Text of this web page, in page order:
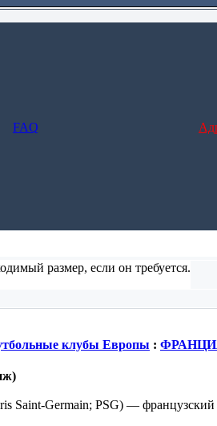
FAQ
размер, если он требуется.
клубы Европы :
Germain; PSG) — французский